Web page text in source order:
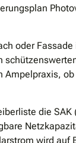
oder
die
wird